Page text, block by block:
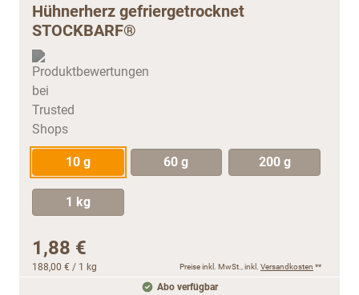
Hühnerherz gefriergetrocknet
STOCKBARF®
10 g 60 g 200 g
1 kg
1,88 €
188,00 € / 1 kg Preise inkl. MwSt., inkl. Versandkosten **
Abo verfügbar